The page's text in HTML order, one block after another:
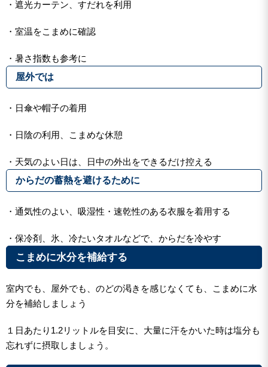
・遮光カーテン、すだれを利用
・室温をこまめに確認
・暑さ指数も参考に
屋外では
・日傘や帽子の着用
・日陰の利用、こまめな休憩
・天気のよい日は、日中の外出をできるだけ控える
からだの蓄熱を避けるために
・通気性のよい、吸湿性・速乾性のある衣服を着用する
・保冷剤、氷、冷たいタオルなどで、からだを冷やす
こまめに水分を補給する
室内でも、屋外でも、のどの渇きを感じなくても、こまめに水
分を補給しましょう
１日あたり1.2リットルを目安に、大量に汗をかいた時は塩分も
忘れずに摂取しましょう。